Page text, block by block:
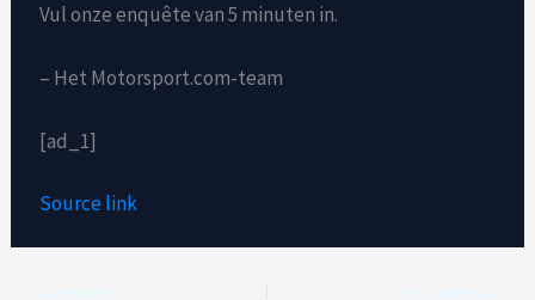
Vul onze enquête van 5 minuten in.
– Het Motorsport.com-team
[ad_1]
Source link